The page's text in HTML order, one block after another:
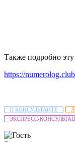
Также подробно
https://
О КОНСУЛЬТАНТЕ
ЭКСПРЕСС-